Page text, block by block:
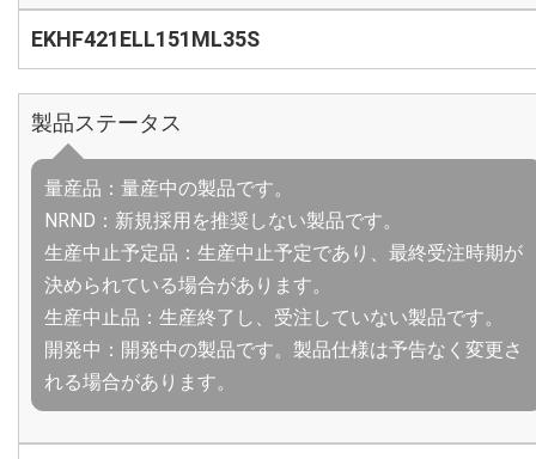
EKHF421ELL151ML35S
製品ステータス
量産品：量産中の製品です。
NRND：新規採用を推奨しない製品です。
生産中止予定品：生産中止予定であり、最終受注時期が
決められている場合があります。
生産中止品：生産終了し、受注していない製品です。
開発中：開発中の製品です。製品仕様は予告なく変更さ
れる場合があります。